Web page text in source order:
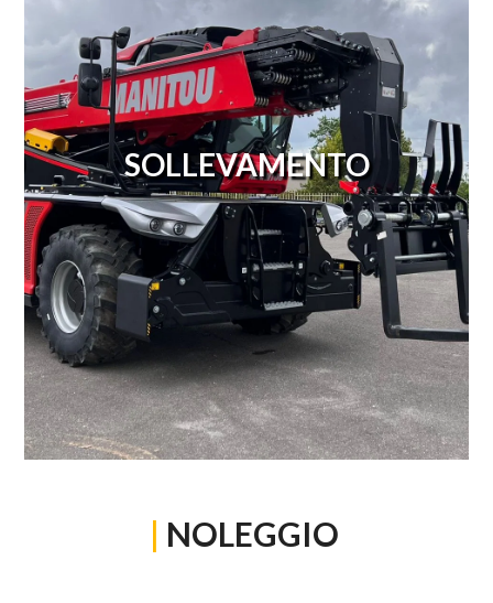
SOLLEVAMENTO
| NOLEGGIO